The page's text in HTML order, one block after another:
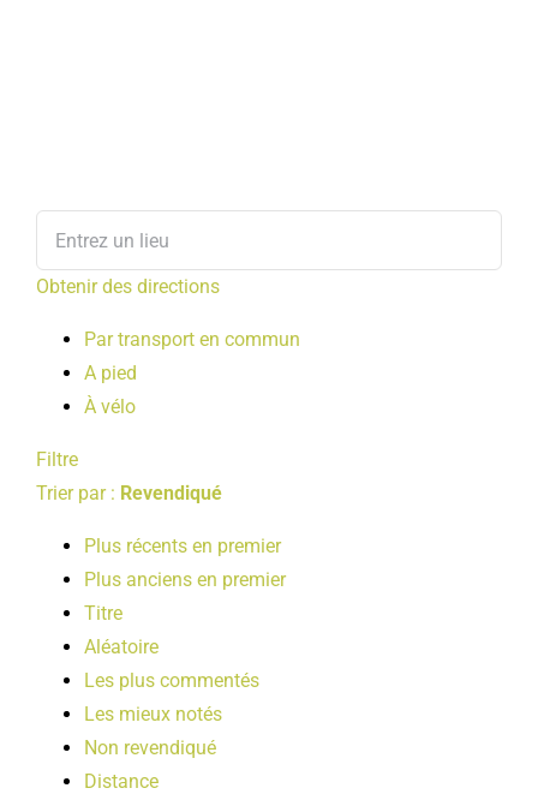
Obtenir des directions
Par transport en commun
A pied
À vélo
Filtre
Trier par : Revendiqué
Plus récents en premier
Plus anciens en premier
Titre
Aléatoire
Les plus commentés
Les mieux notés
Non revendiqué
Distance